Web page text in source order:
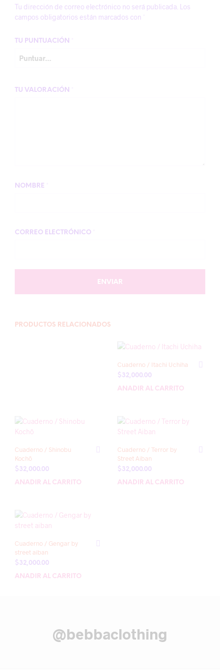
Tu dirección de correo electrónico no será publicada. Los
campos obligatorios están marcados con
TU PUNTUACIÓN
TU VALORACIÓN
NOMBRE
CORREO ELECTRÓNICO
PRODUCTOS RELACIONADOS
Cuaderno / Itachi Uchiha
$32,000.00
AÑADIR AL CARRITO
Cuaderno / Shinobu
Kochō
$32,000.00
AÑADIR AL CARRITO
Cuaderno / Terror by
Street Aiban
$32,000.00
AÑADIR AL CARRITO
Cuaderno / Gengar by
street aiban
$32,000.00
AÑADIR AL CARRITO
@bebbaclothing